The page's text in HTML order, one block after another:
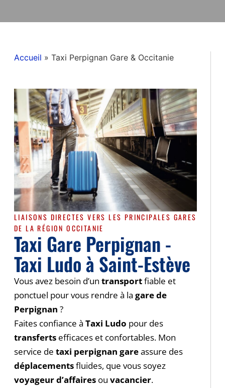
Accueil » Taxi Perpignan Gare & Occitanie
LIAISONS DIRECTES VERS LES PRINCIPALES GARES
DE LA RÉGION OCCITANIE
Taxi Gare Perpignan -
Taxi Ludo à Saint-Estève
Vous avez besoin d’un transportfiable et
ponctuel pour vous rendre à la gare de
Perpignan ?
Faites confiance à Taxi Ludo pour des
transferts efficaces et confortables. Mon
service de taxi perpignan gareassure des
déplacementsfluides, que vous soyez
voyageur d’affaires ou vacancier.